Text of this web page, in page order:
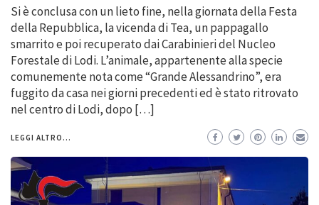
Si è conclusa con un lieto fine, nella giornata della Festa
della Repubblica, la vicenda di Tea, un pappagallo
smarrito e poi recuperato dai Carabinieri del Nucleo
Forestale di Lodi. L’animale, appartenente alla specie
comunemente nota come “Grande Alessandrino”, era
fuggito da casa nei giorni precedenti ed è stato ritrovato
nel centro di Lodi, dopo […]
LEGGI ALTRO...